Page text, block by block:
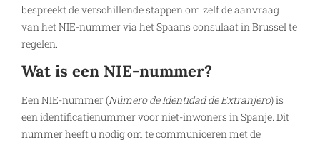
bespreekt de verschillende stappen om zelf de aanvraag
van het NIE-nummer via het Spaans consulaat in Brussel te
regelen.
Wat is een NIE-nummer?
Een NIE-nummer (Número de Identidad de Extranjero) is
een identificatienummer voor niet-inwoners in Spanje. Dit
nummer heeft u nodig om te communiceren met de